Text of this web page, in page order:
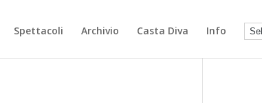
Spettacoli Archivio Casta Diva Info